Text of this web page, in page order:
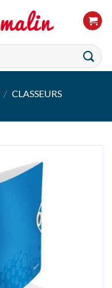
/ CLASSEURS